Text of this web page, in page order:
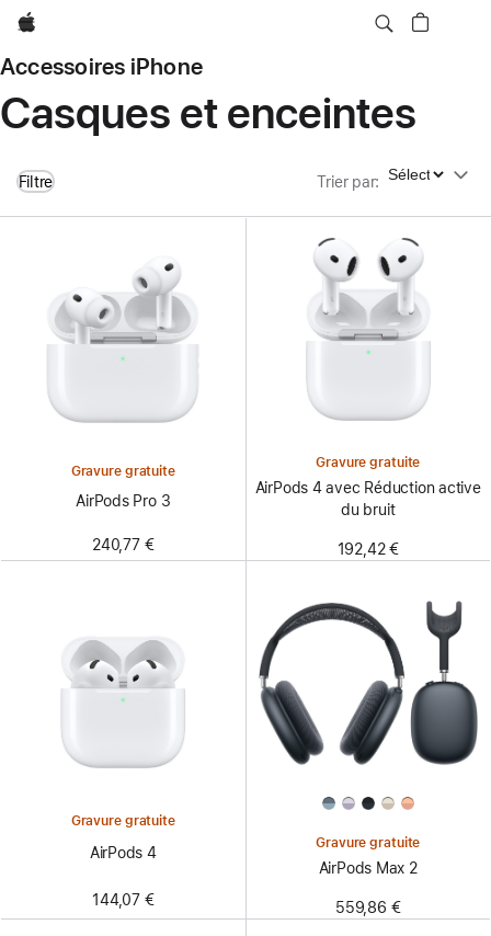
Apple
Accessoires iPhone
Casques et enceintes
Filtre Trier par: Trier par
Gravure gratuite
AirPods Pro 3
240,77 €
Gravure gratuite
AirPods 4 avec Réduction active
du bruit
192,42 €
Gravure gratuite
AirPods 4
144,07 €
Gravure gratuite
AirPods Max 2
559,86 €